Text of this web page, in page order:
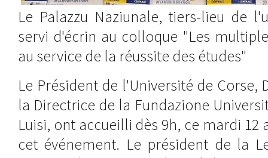
Le Palazzu Naziunale, tiers-lieu de
servi d'écrin au colloque "Les
au service de la réussite des études"
Le Président de l'Université de Corse,
la Directrice de la Fundazione
Luisi, ont accueilli dès 9h, ce mardi
cet événement. Le président de la